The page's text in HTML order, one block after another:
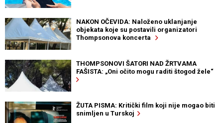
NAKON OČEVIDA: Naloženo uklanjanje
objekata koje su postavili organizatori
Thompsonova koncerta
THOMPSONOVI ŠATORI NAD ŽRTVAMA
FAŠISTA: „Oni očito mogu raditi štogod žele“
ŽUTA PISMA: Kritički film koji nije mogao biti
snimljen u Turskoj